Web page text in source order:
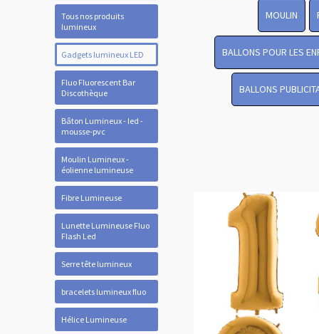
Tous nos produits
lumineux
Gadgets lumineux LED
Fluo Fluorescent Bar
Discothèque
Bâton Lumineux - led -
mousse-pvc
Moulin Lumineux -
éolienne lumineuse
Fibre Lumineuse
Lunette Lumineuse Fluo
Flash Led
Serre tête lumineux
bracelets lumineux fluo
Hélice Lumineuse
MOULIN
BALLONS POUR LES
BALLONS